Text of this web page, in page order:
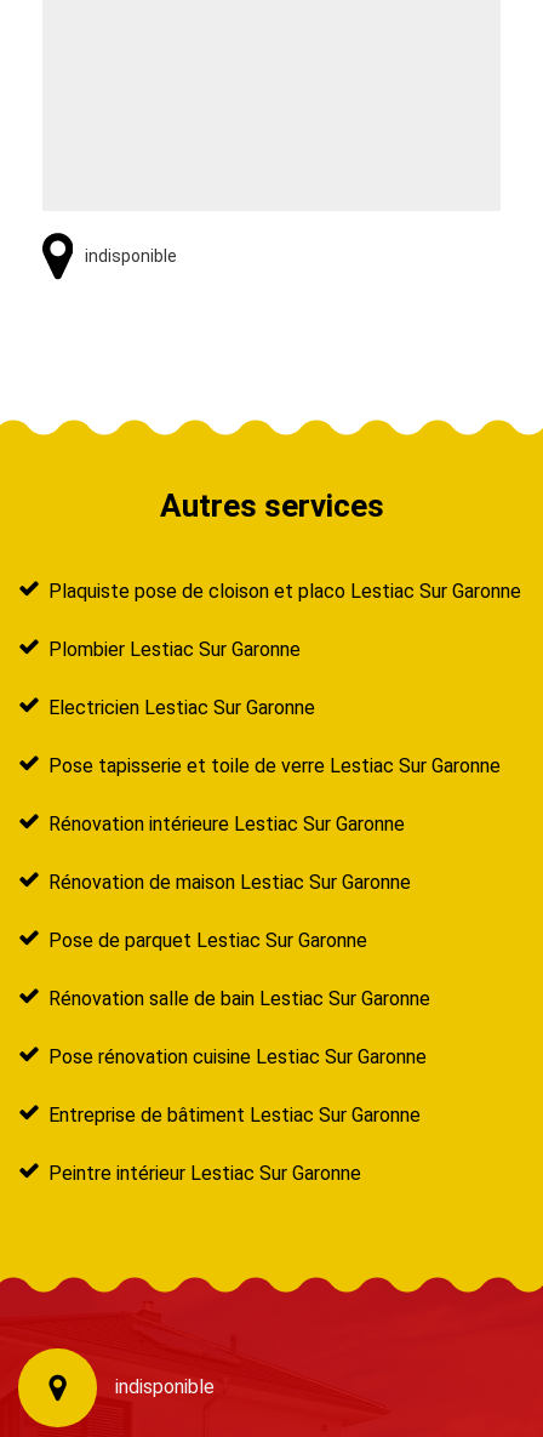
indisponible
Autres services
Plaquiste pose de cloison et placo Lestiac Sur Garonne
Plombier Lestiac Sur Garonne
Electricien Lestiac Sur Garonne
Pose tapisserie et toile de verre Lestiac Sur Garonne
Rénovation intérieure Lestiac Sur Garonne
Rénovation de maison Lestiac Sur Garonne
Pose de parquet Lestiac Sur Garonne
Rénovation salle de bain Lestiac Sur Garonne
Pose rénovation cuisine Lestiac Sur Garonne
Entreprise de bâtiment Lestiac Sur Garonne
Peintre intérieur Lestiac Sur Garonne
indisponible